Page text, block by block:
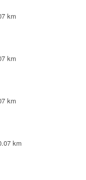
km
km
km
km